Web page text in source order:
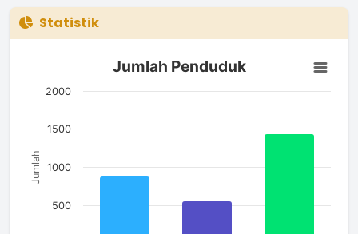
Statistik
Jumlah Penduduk
Bar chart with 3 bars.
The chart has 1 X axis displaying categories.
Jumlah
Jumlah Penduduk
500
1000
1500
2000